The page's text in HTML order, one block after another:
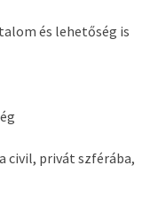
és lehetőség is
civil, privát szférába,